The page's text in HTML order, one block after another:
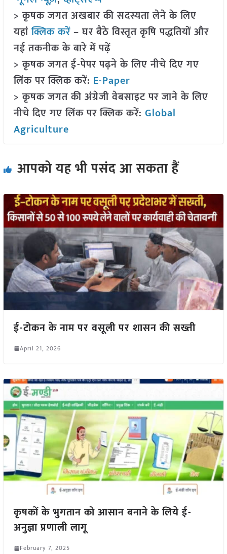
> कृषक जगत अखबार की सदस्यता लेने के लिए
यहांक्लिक करें– घर बैठे विस्तृत कृषि पद्धतियों और
नई तकनीक के बारे में पढ़ें
> कृषक जगत ई-पेपर पढ़ने के लिए नीचे दिए गए
लिंक पर क्लिक करें: E-Paper
> कृषक जगत की अंग्रेजी वेबसाइट पर जाने के लिए
नीचे दिए गए लिंक पर क्लिक करें: Global
Agriculture
आपको यह भी पसंद आ सकता हैं
ई-टोकन के नाम पर वसूली पर शासन की सख्ती
April 21, 2026
कृषकों के भुगतान को आसान बनाने के लिये ई-
अनुज्ञा प्रणाली लागू
February 7, 2025